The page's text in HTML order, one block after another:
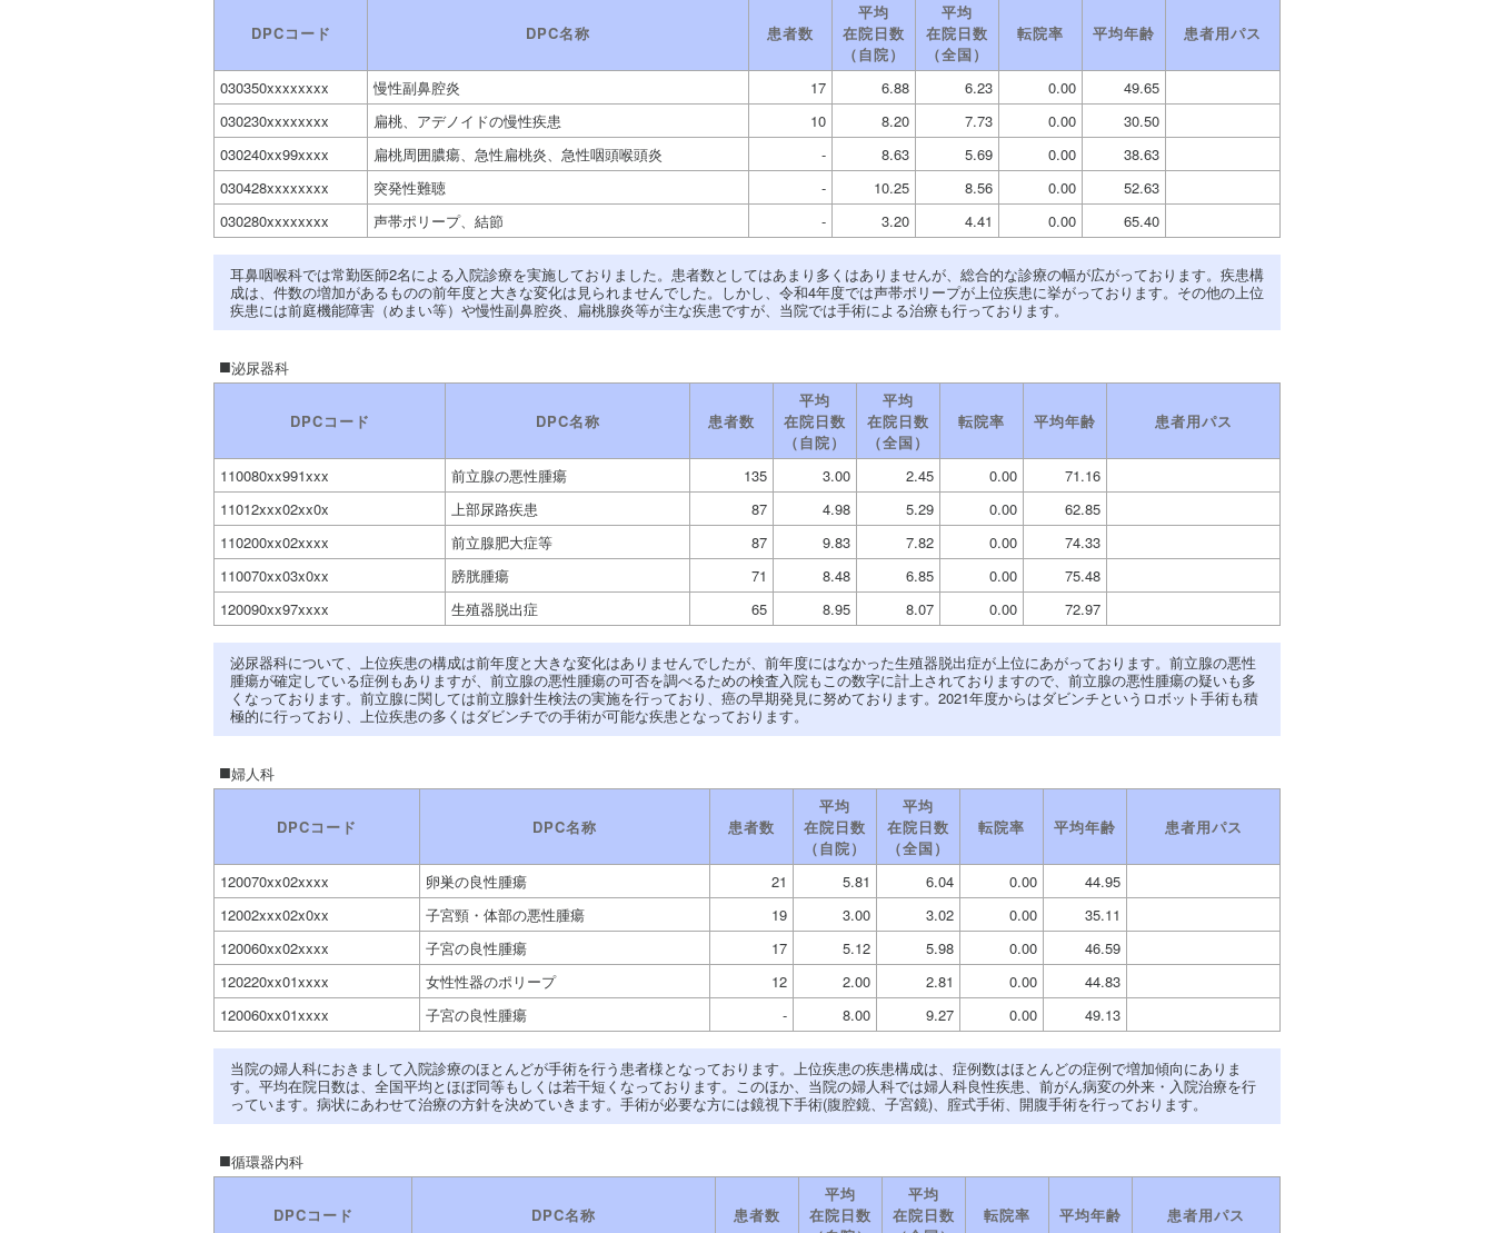
DPCコード DPC名称 患者数
平均
在院日数
（自院）
平均
在院日数
（全国）
転院率 平均年齢 患者用パス
030350xxxxxxxx 慢性副鼻腔炎 17 6.88 6.23 0.00
49.65
030230xxxxxxxx
扁桃、アデノイドの慢性疾患 10 8.20 7.73 0.00
30.50
030240xx99xxxx
扁桃周囲膿瘍、急性扁桃炎、急性咽頭喉頭炎 - 8.63 5.69 0.00
38.63
030428xxxxxxxx
突発性難聴 - 10.25 8.56 0.00
52.63
030280xxxxxxxx
声帯ポリープ、結節 - 3.20 4.41 0.00 65.40
耳鼻咽喉科では常勤医師2名による入院診療を実施しておりました。患者数としてはあまり多くはありませんが、総合的な診療の幅が広がっております。疾患構
成は、件数の増加があるものの前年度と大きな変化は見られませんでした。しかし、令和4年度では声帯ポリープが上位疾患に挙がっております。その他の上位
疾患には前庭機能障害（めまい等）や慢性副鼻腔炎、扁桃腺炎等が主な疾患ですが、当院では手術による治療も行っております。
泌尿器科
DPCコード DPC名称 患者数
平均
在院日数
（自院）
平均
在院日数
（全国）
転院率 平均年齢 患者用パス
110080xx991xxx 前立腺の悪性腫瘍 135 3.00 2.45 0.00
71.16
11012xxx02xx0x
上部尿路疾患 87 4.98 5.29 0.00
62.85
110200xx02xxxx
前立腺肥大症等 87 9.83 7.82 0.00
74.33
110070xx03x0xx
膀胱腫瘍 71 8.48 6.85 0.00
75.48
120090xx97xxxx
生殖器脱出症 65 8.95 8.07 0.00 72.97
泌尿器科について、上位疾患の構成は前年度と大きな変化はありませんでしたが、前年度にはなかった生殖器脱出症が上位にあがっております。前立腺の悪性
腫瘍が確定している症例もありますが、前立腺の悪性腫瘍の可否を調べるための検査入院もこの数字に計上されておりますので、前立腺の悪性腫瘍の疑いも多
くなっております。前立腺に関しては前立腺針生検法の実施を行っており、癌の早期発見に努めております。2021年度からはダビンチというロボット手術も積
極的に行っており、上位疾患の多くはダビンチでの手術が可能な疾患となっております。
婦人科
DPCコード DPC名称 患者数
平均
在院日数
（自院）
平均
在院日数
（全国）
転院率 平均年齢 患者用パス
120070xx02xxxx 卵巣の良性腫瘍 21 5.81 6.04 0.00
44.95
12002xxx02x0xx
子宮頸・体部の悪性腫瘍 19 3.00 3.02 0.00
35.11
120060xx02xxxx
子宮の良性腫瘍 17 5.12 5.98 0.00
46.59
120220xx01xxxx
女性性器のポリープ 12 2.00 2.81 0.00
44.83
120060xx01xxxx
子宮の良性腫瘍 - 8.00 9.27 0.00 49.13
当院の婦人科におきまして入院診療のほとんどが手術を行う患者様となっております。上位疾患の疾患構成は、症例数はほとんどの症例で増加傾向にありま
す。平均在院日数は、全国平均とほぼ同等もしくは若干短くなっております。このほか、当院の婦人科では婦人科良性疾患、前がん病変の外来・入院治療を行
っています。病状にあわせて治療の方針を決めていきます。手術が必要な方には鏡視下手術(腹腔鏡、子宮鏡)、腟式手術、開腹手術を行っております。
循環器内科
DPCコード DPC名称 患者数
平均
在院日数
平均
在院日数
転院率 平均年齢 患者用パス